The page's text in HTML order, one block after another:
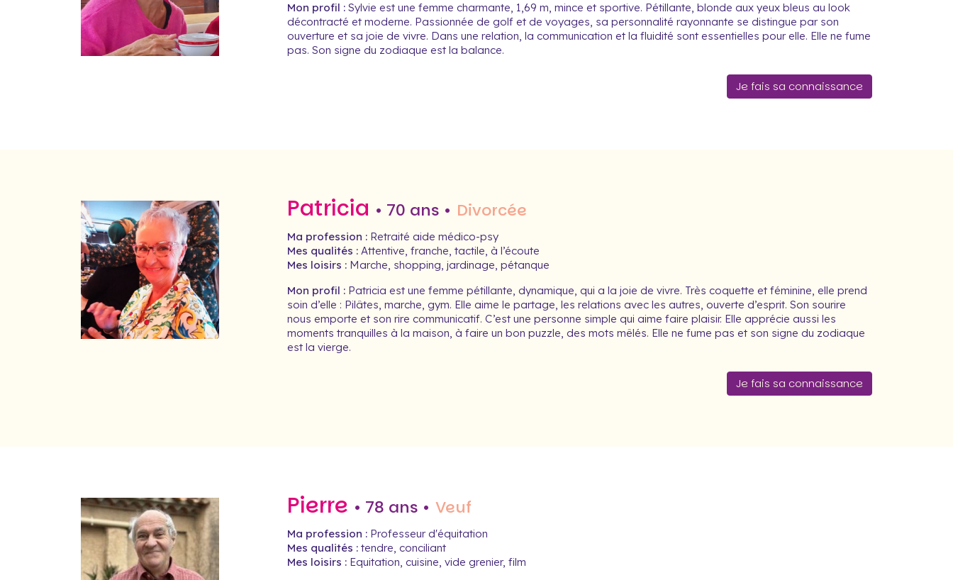
Mon profil : Sylvie est une femme charmante, 1,69 m, mince et sportive. Pétillante, blonde aux yeux bleus au look
décontracté et moderne. Passionnée de golf et de voyages, sa personnalité rayonnante se distingue par son
ouverture et sa joie de vivre. Dans une relation, la communication et la fluidité sont essentielles pour elle. Elle ne fume
pas. Son signe du zodiaque est la balance.
Je fais sa connaissance
Patricia • 70 ans • Divorcée
Ma profession : Retraité aide médico-psy
Mes qualités : Attentive, franche, tactile, à l’écoute
Mes loisirs : Marche, shopping, jardinage, pétanque
Mon profil : Patricia est une femme pétillante, dynamique, qui a la joie de vivre. Très coquette et féminine, elle prend
soin d’elle : Pilâtes, marche, gym. Elle aime le partage, les relations avec les autres, ouverte d’esprit. Son sourire
nous emporte et son rire communicatif. C’est une personne simple qui aime faire plaisir. Elle apprécie aussi les
moments tranquilles à la maison, à faire un bon puzzle, des mots mêlés. Elle ne fume pas et son signe du zodiaque
est la vierge.
Je fais sa connaissance
Pierre • 78 ans • Veuf
Ma profession : Professeur d'équitation
Mes qualités : tendre, conciliant
Mes loisirs : Equitation, cuisine, vide grenier, film